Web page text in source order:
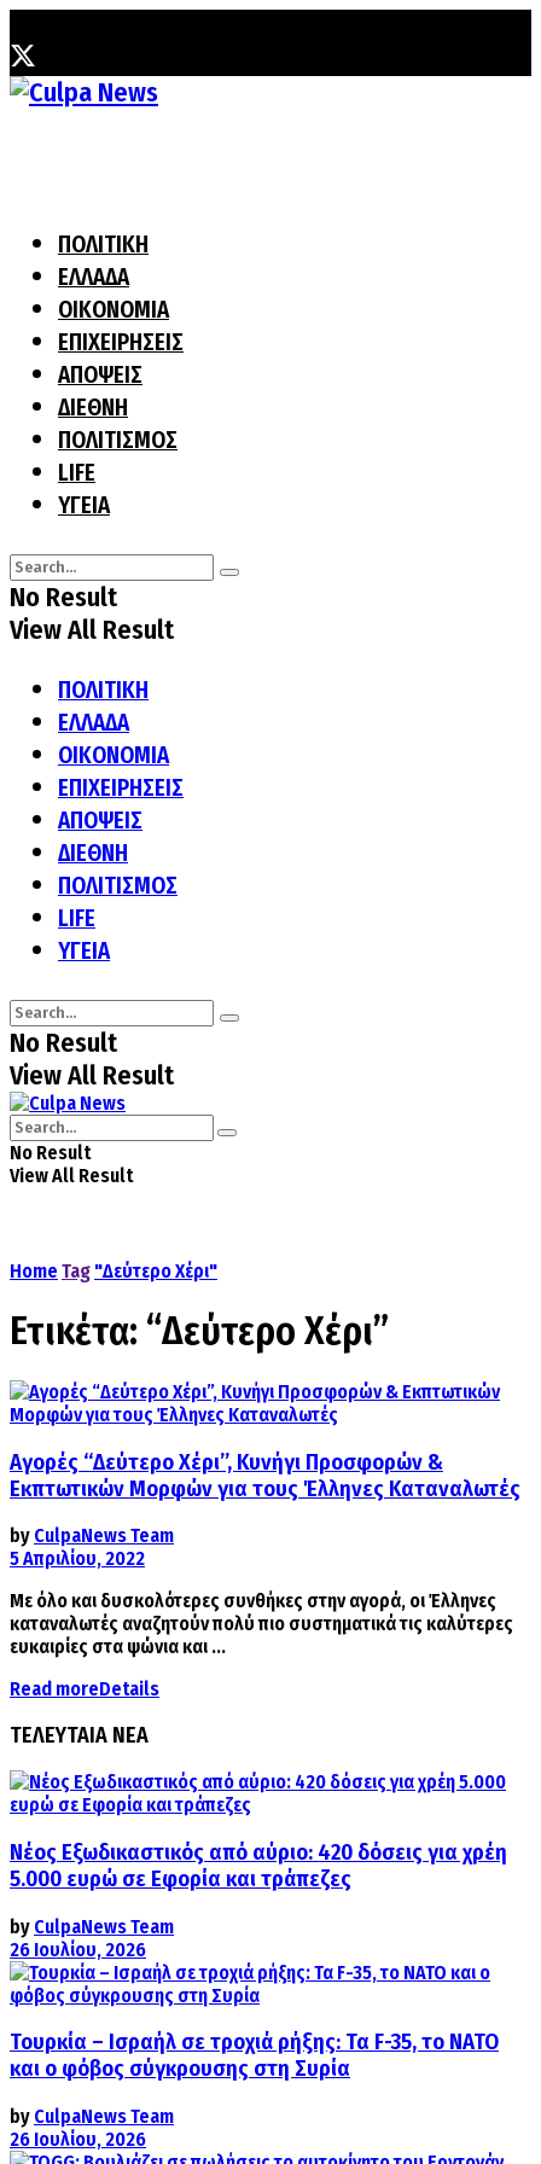
ΠΟΛΙΤΙΚΗ
ΕΛΛΑΔΑ
ΟΙΚΟΝΟΜΙΑ
ΕΠΙΧΕΙΡΗΣΕΙΣ
ΑΠΟΨΕΙΣ
ΔΙΕΘΝΗ
ΠΟΛΙΤΙΣΜΟΣ
LIFE
ΥΓΕΙΑ
No Result
View All Result
ΠΟΛΙΤΙΚΗ
ΕΛΛΑΔΑ
ΟΙΚΟΝΟΜΙΑ
ΕΠΙΧΕΙΡΗΣΕΙΣ
ΑΠΟΨΕΙΣ
ΔΙΕΘΝΗ
ΠΟΛΙΤΙΣΜΟΣ
LIFE
ΥΓΕΙΑ
No Result
View All Result
No Result
View All Result
Home Tag "Δεύτερο Χέρι"
Ετικέτα: “Δεύτερο Χέρι”
Αγορές “Δεύτερο Χέρι”, Κυνήγι Προσφορών &
Εκπτωτικών Μορφών για τους Έλληνες Καταναλωτές
by CulpaNews Team
5 Απριλίου, 2022
Με όλο και δυσκολότερες συνθήκες στην αγορά, οι Έλληνες
καταναλωτές αναζητούν πολύ πιο συστηματικά τις καλύτερες
ευκαιρίες στα ψώνια και ...
Read moreDetails
ΤΕΛΕΥΤΑΙΑ ΝΕΑ
Νέος Εξωδικαστικός από αύριο: 420 δόσεις για χρέη
5.000 ευρώ σε Εφορία και τράπεζες
by CulpaNews Team
26 Ιουλίου, 2026
Τουρκία – Ισραήλ σε τροχιά ρήξης: Τα F-35, το ΝΑΤΟ
και ο φόβος σύγκρουσης στη Συρία
by CulpaNews Team
26 Ιουλίου, 2026